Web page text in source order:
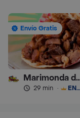
Envío Gratis
29 min · ENVÍO GRATIS